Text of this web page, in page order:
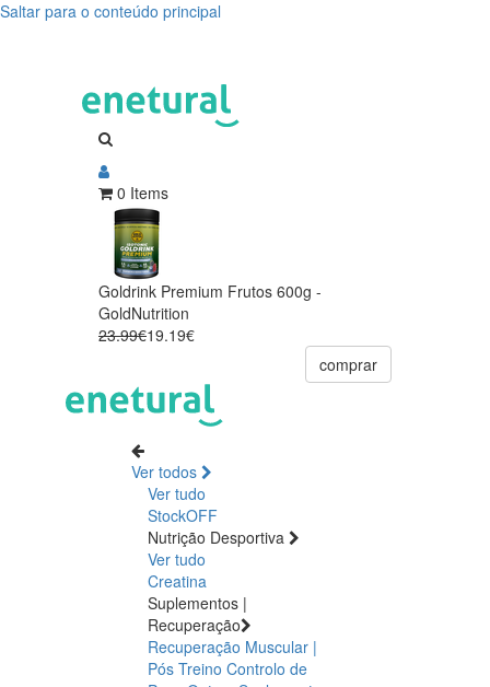
Saltar para o conteúdo principal
0 Items
Goldrink Premium Frutos 600g -
GoldNutrition
23.99€19.19€
comprar
Ver todos
Ver tudo
StockOFF
Nutrição Desportiva
Ver tudo
Creatina
Suplementos |
Recuperação
Recuperação Muscular |
Pós Treino Controlo de